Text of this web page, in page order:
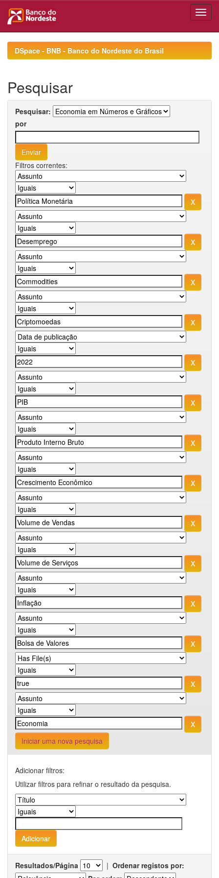
navigationDSpace - BNB - Banco do Nordeste do Brasil
Pesquisar
Pesquisar:
por
Filtros correntes:
Iniciar uma nova pesquisa
Adicionar filtros:
Utilizar filtros para refinar o resultado da pesquisa.
Resultados/Página | Ordenar registos por: